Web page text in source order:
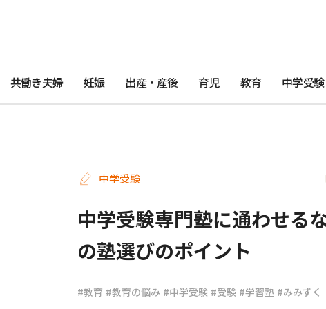
共働き夫婦 妊娠 出産・産後 育児 教育 中学受験
中学受験
中学受験専門塾に通わせる
の塾選びのポイント
#教育 #教育の悩み #中学受験 #受験 #学習塾 #みみずく